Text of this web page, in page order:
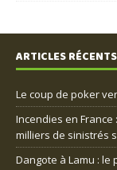
ARTICLES RÉCENTS
Le coup de poker
Incendies en
milliers de sinistrés
Dangote à Lamu :